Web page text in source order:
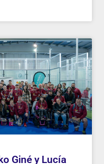
Giné y Lucía